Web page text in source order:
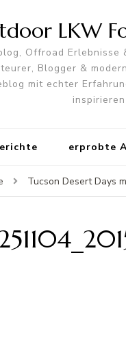
LKW
Offroad
Blogger &
mit echter
erprobte
Tucson Desert Days